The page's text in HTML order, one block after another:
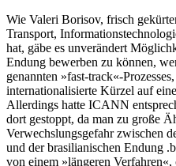
Wie Valeri Borisov, frisch
Transport,
hat, gäbe es unverändert
Endung bewerben zu können,
genannten »fast-track«-
internationalisierte Kürzel auf
Allerdings hatte ICANN
dort gestoppt, da man zu große
Verwechslungsgefahr zwischen
und der brasilianischen Endung
von einem »längeren